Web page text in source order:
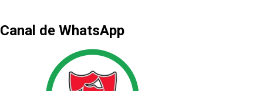
Canal de WhatsApp